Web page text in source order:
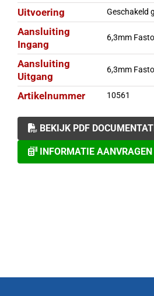
Uitvoering Geschakeld
Aansluiting
Ingang
6,3mm
Aansluiting
Uitgang
6,3mm
Artikelnummer 10561
BEKIJK PDF
INFORMATIE AANVRAGEN